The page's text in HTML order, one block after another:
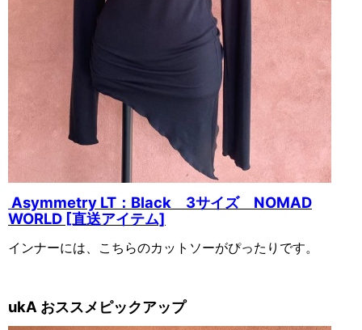
Asymmetry LT：Black 3サイズ NOMAD
WORLD [直送アイテム]
インナーには、こちらのカットソーがぴったりです。
ukA おススメピックアップ